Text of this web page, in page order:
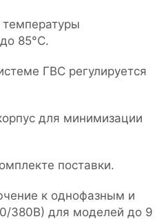
температуры
85°С.
ГВС регулируется
для минимизации
поставки.
к однофазным и
380В) для моделей до 9